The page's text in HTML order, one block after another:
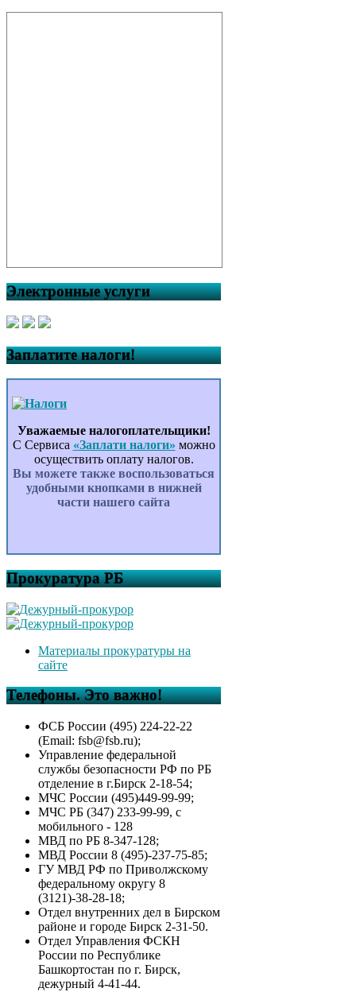
Электронные услуги
Заплатите налоги!
Уважаемые налогоплательщики!
С Сервиса «Заплати налоги» можно
осуществить оплату налогов.
Вы можете также воспользоваться
удобными кнопками в нижней
части нашего сайта
Прокуратура РБ
Материалы прокуратуры на
сайте
Телефоны. Это важно!
ФСБ России (495) 224-22-22
(Email: fsb@fsb.ru);
Управление федеральной
службы безопасности РФ по РБ
отделение в г.Бирск 2-18-54;
МЧС России (495)449-99-99;
МЧС РБ (347) 233-99-99, с
мобильного - 128
МВД по РБ 8-347-128;
МВД России 8 (495)-237-75-85;
ГУ МВД РФ по Приволжскому
федеральному округу 8
(3121)-38-28-18;
Отдел внутренних дел в Бирском
районе и городе Бирск 2-31-50.
Отдел Управления ФСКН
России по Республике
Башкортостан по г. Бирск,
дежурный 4-41-44.